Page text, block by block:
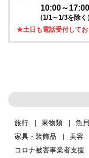
10:00～17:00
（1/1～1/3を除く
★土日も電話受付してお
旅行 果物類 魚
家具・装飾品
美容
コロナ被害事業者支援